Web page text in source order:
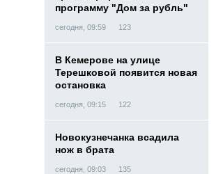
программу "Дом за рубль"
сегодня, 09:59 123
В Кемерове на улице
Терешковой появится новая
остановка
сегодня, 09:15 122
Новокузнечанка всадила
нож в брата
сегодня, 09:03 135